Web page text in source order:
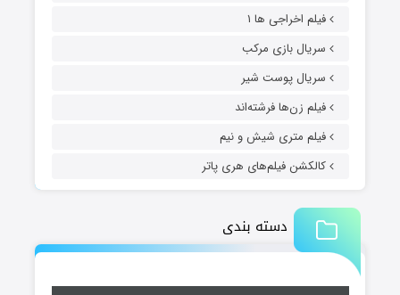
فیلم اخراجی ها ۱
سریال بازی مرکب
سریال پوست شیر
فیلم زن‌ها فرشته‌اند
فیلم متری شیش و نیم
کالکشن فیلم‌های هری پاتر
دسته بندی